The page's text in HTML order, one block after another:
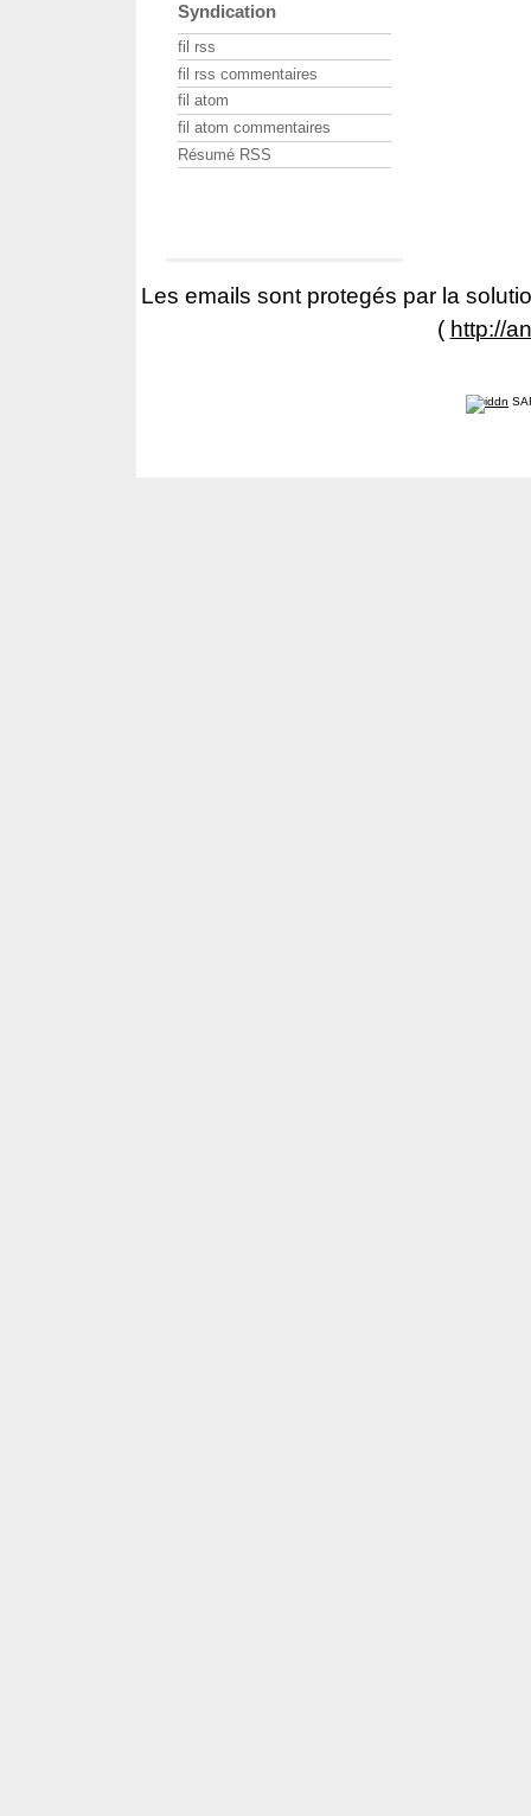
Syndication
fil rss
fil rss commentaires
fil atom
fil atom commentaires
Résumé RSS
Les emails sont protegés par la
( http://